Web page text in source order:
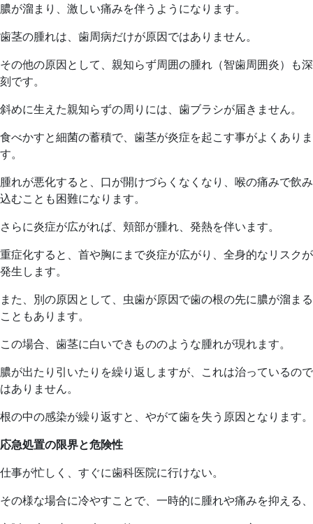
膿が溜まり、激しい痛みを伴うようになります。
歯茎の腫れは、歯周病だけが原因ではありません。
その他の原因として、親知らず周囲の腫れ（智歯周囲炎）も深
刻です。
斜めに生えた親知らずの周りには、歯ブラシが届きません。
食べかすと細菌の蓄積で、歯茎が炎症を起こす事がよくありま
す。
腫れが悪化すると、口が開けづらくなくなり、喉の痛みで飲み
込むことも困難になります。
さらに炎症が広がれば、頬部が腫れ、発熱を伴います。
重症化すると、首や胸にまで炎症が広がり、全身的なリスクが
発生します。
また、別の原因として、虫歯が原因で歯の根の先に膿が溜まる
こともあります。
この場合、歯茎に白いできもののような腫れが現れます。
膿が出たり引いたりを繰り返しますが、これは治っているので
はありません。
根の中の感染が繰り返すと、やがて歯を失う原因となります。
応急処置の限界と危険性
仕事が忙しく、すぐに歯科医院に行けない。
その様な場合に冷やすことで、一時的に腫れや痛みを抑える、